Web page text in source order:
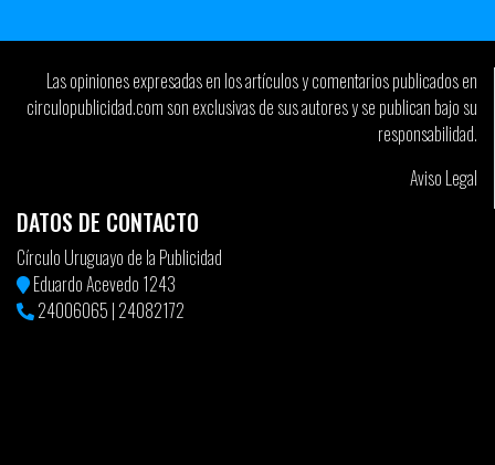
Las opiniones expresadas en los artículos y comentarios publicados en
circulopublicidad.com son exclusivas de sus autores y se publican bajo su
responsabilidad.
Aviso Legal
DATOS DE CONTACTO
Círculo Uruguayo de la Publicidad
Eduardo Acevedo 1243
24006065 | 24082172